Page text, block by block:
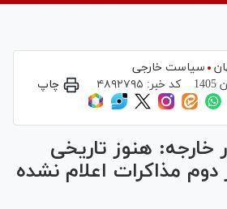
سیاست خارجی
کد خبر: ۴۸۹۲۷۹۵ چاپ
خارجه: هنوز تاریخی
دوم مذاکرات اعلام نشده